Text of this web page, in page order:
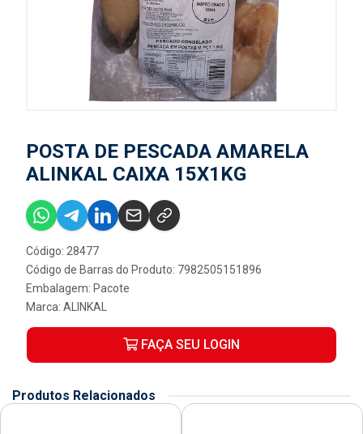
POSTA DE PESCADA AMARELA
ALINKAL CAIXA 15X1KG
Código: 28477
Código de Barras do Produto: 7982505151896
Embalagem: Pacote
Marca: ALINKAL
FAÇA SEU LOGIN
Produtos Relacionados